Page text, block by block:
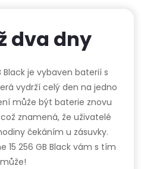
dva dny
Black je vybaven baterií s
vydrží celý den na jedno
může být baterie znovu
znamená, že uživatelé
čekáním u zásuvky.
15 256 GB Black vám s tím